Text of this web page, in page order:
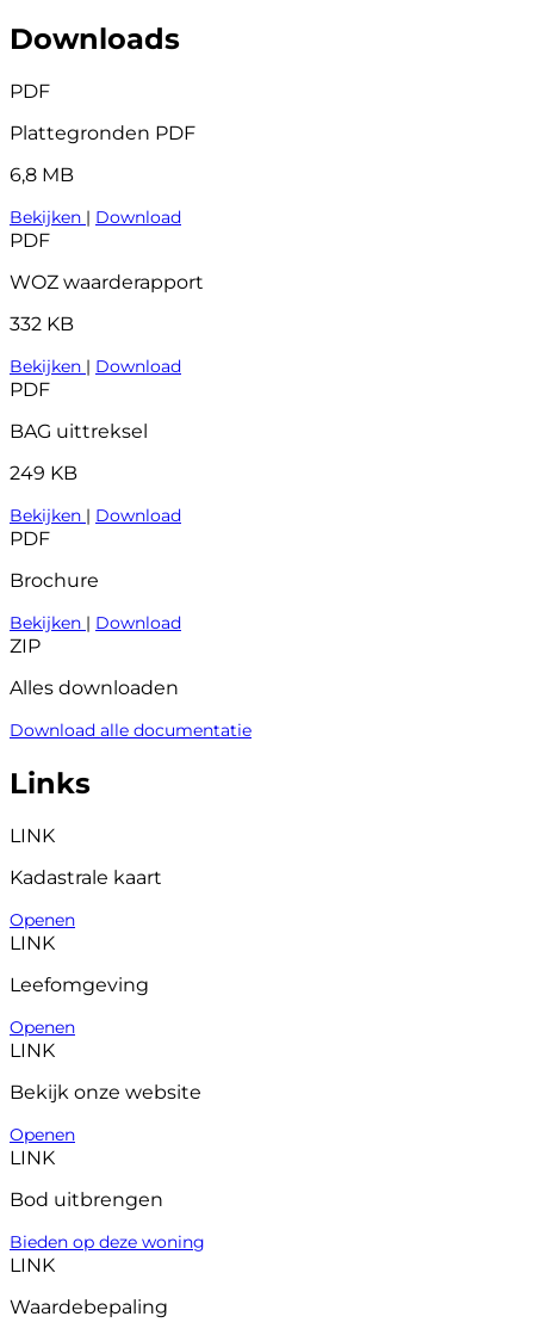
Downloads
PDF
Plattegronden PDF
6,8 MB
Bekijken | Download
PDF
WOZ waarderapport
332 KB
Bekijken | Download
PDF
BAG uittreksel
249 KB
Bekijken | Download
PDF
Brochure
Bekijken | Download
ZIP
Alles downloaden
Download alle documentatie
Links
LINK
Kadastrale kaart
Openen
LINK
Leefomgeving
Openen
LINK
Bekijk onze website
Openen
LINK
Bod uitbrengen
Bieden op deze woning
LINK
Waardebepaling